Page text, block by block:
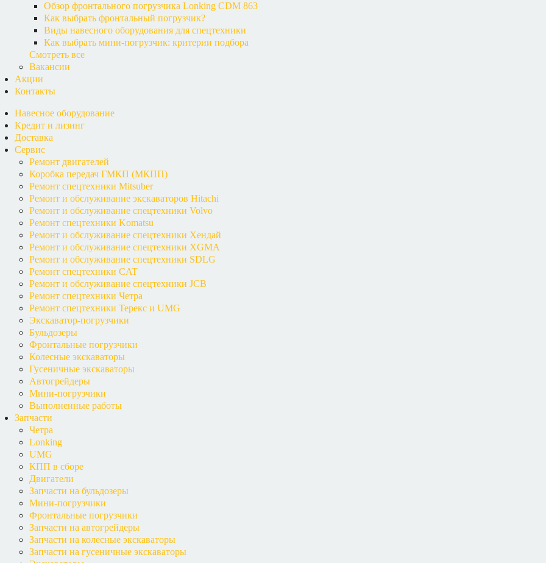
Обзор фронтального погрузчика Lonking CDM 863
Как выбрать фронтальный погрузчик?
Виды навесного оборудования для спецтехники
Как выбрать мини-погрузчик: критерии подбора
Смотреть все
Вакансии
Акции
Контакты
Навесное оборудование
Кредит и лизинг
Доставка
Сервис
Ремонт двигателей
Коробка передач ГМКП (МКПП)
Ремонт спецтехники Mitsuber
Ремонт и обслуживание экскаваторов Hitachi
Ремонт и обслуживание спецтехники Volvo
Ремонт спецтехники Komatsu
Ремонт и обслуживание спецтехники Хендай
Ремонт и обслуживание спецтехники XGMA
Ремонт и обслуживание спецтехники SDLG
Ремонт спецтехники CAT
Ремонт и обслуживание спецтехники JCB
Ремонт спецтехники Четра
Ремонт спецтехники Терекс и UMG
Экскаватор-погрузчики
Бульдозеры
Фронтальные погрузчики
Колесные экскаваторы
Гусеничные экскаваторы
Автогрейдеры
Мини-погрузчики
Выполненные работы
Запчасти
Четра
Lonking
UMG
КПП в сборе
Двигатели
Запчасти на бульдозеры
Мини-погрузчики
Фронтальные погрузчики
Запчасти на автогрейдеры
Запчасти на колесные экскаваторы
Запчасти на гусеничные экскаваторы